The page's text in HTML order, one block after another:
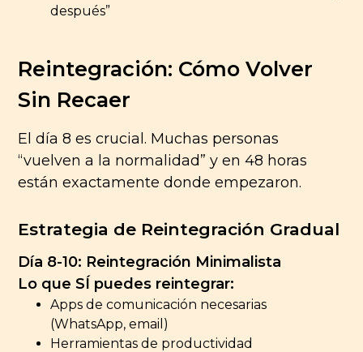
después”
Reintegración: Cómo Volver
Sin Recaer
El día 8 es crucial. Muchas personas
“vuelven a la normalidad” y en 48 horas
están exactamente donde empezaron.
Estrategia de Reintegración Gradual
Día 8-10: Reintegración Minimalista
Lo que SÍ puedes reintegrar:
Apps de comunicación necesarias
(WhatsApp, email)
Herramientas de productividad